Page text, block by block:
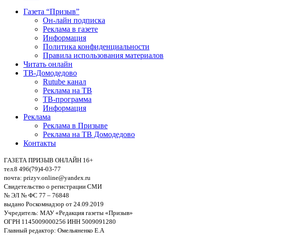
Газета “Призыв”
Он-лайн подписка
Реклама в газете
Информация
Политика конфиденциальности
Правила использования материалов
Читать онлайн
ТВ-Домодедово
Rutube канал
Реклама на ТВ
ТВ-программа
Информация
Реклама
Реклама в Призыве
Реклама на ТВ Домодедово
Контакты
ГАЗЕТА ПРИЗЫВ ОНЛАЙН 16+
тел.8 496(79)4-03-77
почта: prizyv.online@yandex.ru
Свидетельство о регистрации СМИ
№ ЭЛ № ФС 77 – 76848
выдано Роскомнадзор от 24.09.2019
Учредитель: МАУ «Редакция газеты «Призыв»
ОГРН 1145009000256 ИНН 5009091280
Главный редактор: Омельяненко Е.А